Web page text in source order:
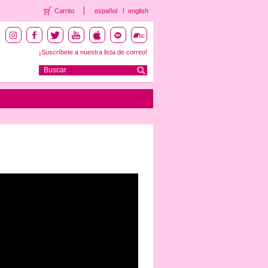
Carrito español english
¡Suscríbete a nuestra lista de correo!